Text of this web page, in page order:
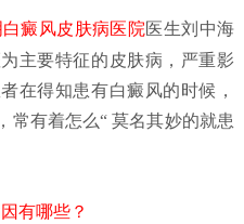
白癜风皮肤病医院医生刘中海
主要特征的皮肤病，严重影
在得知患有白癜风的时候，
常有着怎么“ 莫名其妙的就患
有哪些？